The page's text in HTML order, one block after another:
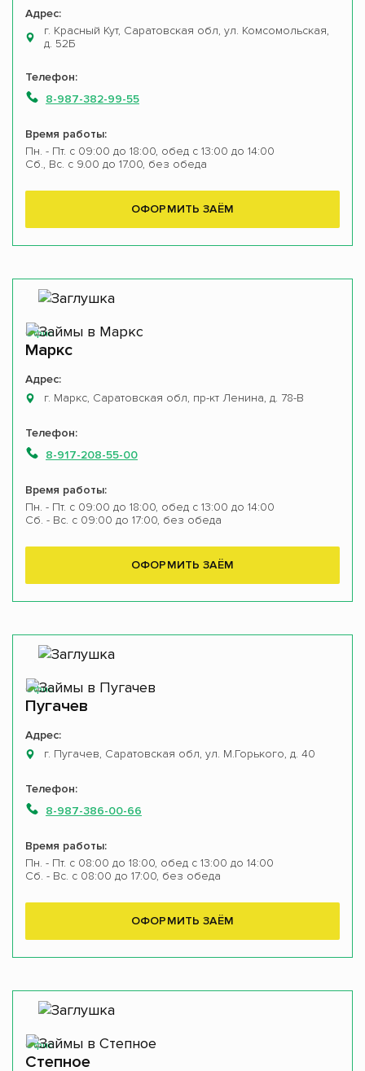
Адрес:
г. Красный Кут, Саратовская обл, ул. Комсомольская,
д. 52Б
Телефон:
8-987-382-99-55
Время работы:
Пн. - Пт. с 09:00 до 18:00, обед с 13:00 до 14:00
Сб., Вс. с 9.00 до 17.00, без обеда
ОФОРМИТЬ ЗАЁМ
Офис
Маркс
Адрес:
г. Маркс, Саратовская обл, пр-кт Ленина, д. 78-В
Телефон:
8-917-208-55-00
Время работы:
Пн. - Пт. с 09:00 до 18:00, обед с 13:00 до 14:00
Сб. - Вс. с 09:00 до 17:00, без обеда
ОФОРМИТЬ ЗАЁМ
Офис
Пугачев
Адрес:
г. Пугачев, Саратовская обл, ул. М.Горького, д. 40
Телефон:
8-987-386-00-66
Время работы:
Пн. - Пт. с 08:00 до 18:00, обед с 13:00 до 14:00
Сб. - Вс. с 08:00 до 17:00, без обеда
ОФОРМИТЬ ЗАЁМ
Офис
Степное